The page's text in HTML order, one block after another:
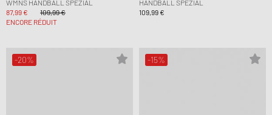
WMNS HANDBALL SPEZIAL
87,99 €
109,99 €
ENCORE RÉDUIT
HANDBALL SPEZIAL
109,99 €
-20% -15%